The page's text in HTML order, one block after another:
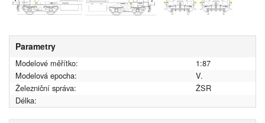
Parametry
Modelové měřítko:
1:87
Modelová epocha:
V.
Železniční správa:
ŽSR
Délka: